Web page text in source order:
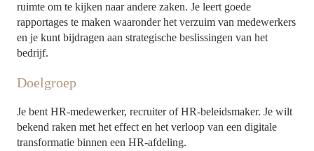
ruimte om te kijken naar andere zaken. Je leert goede
rapportages te maken waaronder het verzuim van medewerkers
en je kunt bijdragen aan strategische beslissingen van het
bedrijf.
Doelgroep
Je bent HR-medewerker, recruiter of HR-beleidsmaker. Je wilt
bekend raken met het effect en het verloop van een digitale
transformatie binnen een HR-afdeling.